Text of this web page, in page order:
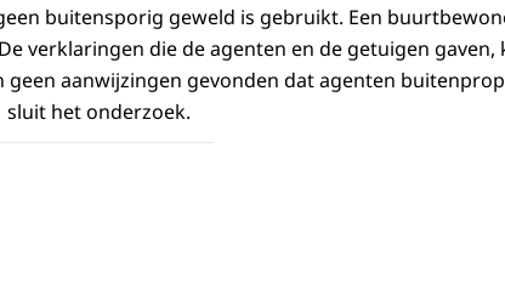
buitensporig geweld is gebruikt. Een
verklaringen die de agenten en de getuigen
geen aanwijzingen gevonden dat agenten
het onderzoek.